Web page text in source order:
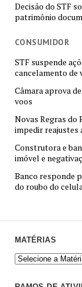
Decisão do STF
patrimônio
CONSUMIDOR
STF suspende
cancelamento de
Câmara aprova
voos
Novas Regras do
impedir reajustes
Construtora e
imóvel e
Banco responde
do roubo do
MATÉRIAS